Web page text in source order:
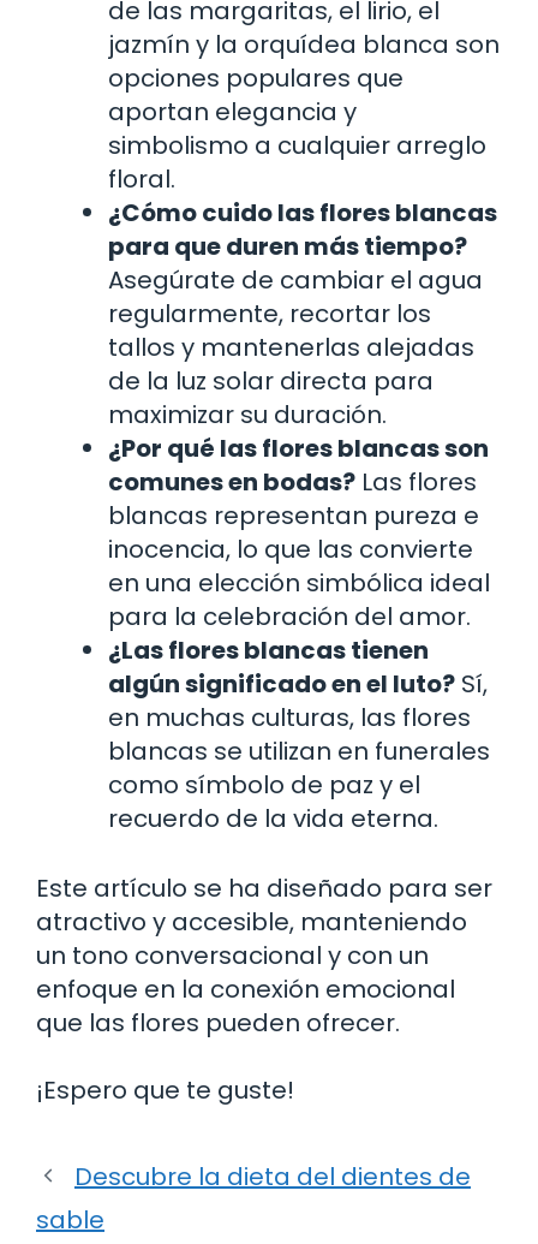
de las margaritas, el lirio, el
jazmín y la orquídea blanca son
opciones populares que
aportan elegancia y
simbolismo a cualquier arreglo
floral.
¿Cómo cuido las flores blancas
para que duren más tiempo?
Asegúrate de cambiar el agua
regularmente, recortar los
tallos y mantenerlas alejadas
de la luz solar directa para
maximizar su duración.
¿Por qué las flores blancas son
comunes en bodas? Las flores
blancas representan pureza e
inocencia, lo que las convierte
en una elección simbólica ideal
para la celebración del amor.
¿Las flores blancas tienen
algún significado en el luto? Sí,
en muchas culturas, las flores
blancas se utilizan en funerales
como símbolo de paz y el
recuerdo de la vida eterna.
Este artículo se ha diseñado para ser
atractivo y accesible, manteniendo
un tono conversacional y con un
enfoque en la conexión emocional
que las flores pueden ofrecer.
¡Espero que te guste!
Descubre la dieta del dientes de
sable